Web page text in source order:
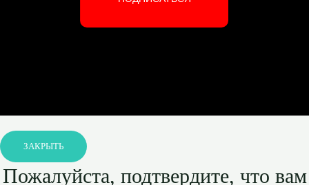
ЗАКРЫТЬ
Пожалуйста, подтвердите, что вам